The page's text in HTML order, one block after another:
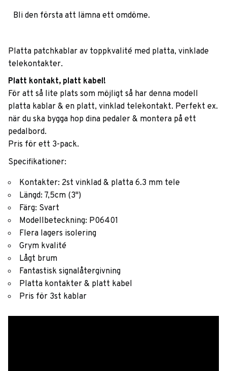
Bli den första att lämna ett omdöme.
Platta patchkablar av toppkvalité med platta, vinklade
telekontakter.
Platt kontakt, platt kabel!
För att så lite plats som möjligt så har denna modell
platta kablar & en platt, vinklad telekontakt. Perfekt ex.
när du ska bygga hop dina pedaler & montera på ett
pedalbord.
Pris för ett 3-pack.
Specifikationer:
Kontakter: 2st vinklad & platta 6.3 mm tele
Längd: 7,5cm (3")
Färg: Svart
Modellbeteckning: P06401
Flera lagers isolering
Grym kvalité
Lågt brum
Fantastisk signalåtergivning
Platta kontakter & platt kabel
Pris för 3st kablar